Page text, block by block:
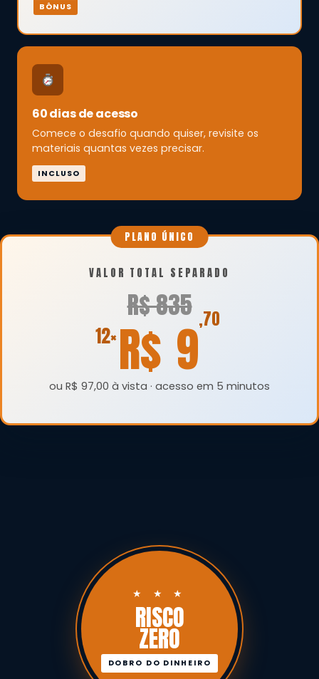
BÔNUS
60 dias de acesso
Comece o desafio quando quiser, revisite os
materiais quantas vezes precisar.
INCLUSO
PLANO ÚNICO
VALOR TOTAL SEPARADO
R$ 835
12×R$ 9,70
ou R$ 97,00 à vista · acesso em 5 minutos
RISCO
ZERO
DOBRO DO DINHEIRO